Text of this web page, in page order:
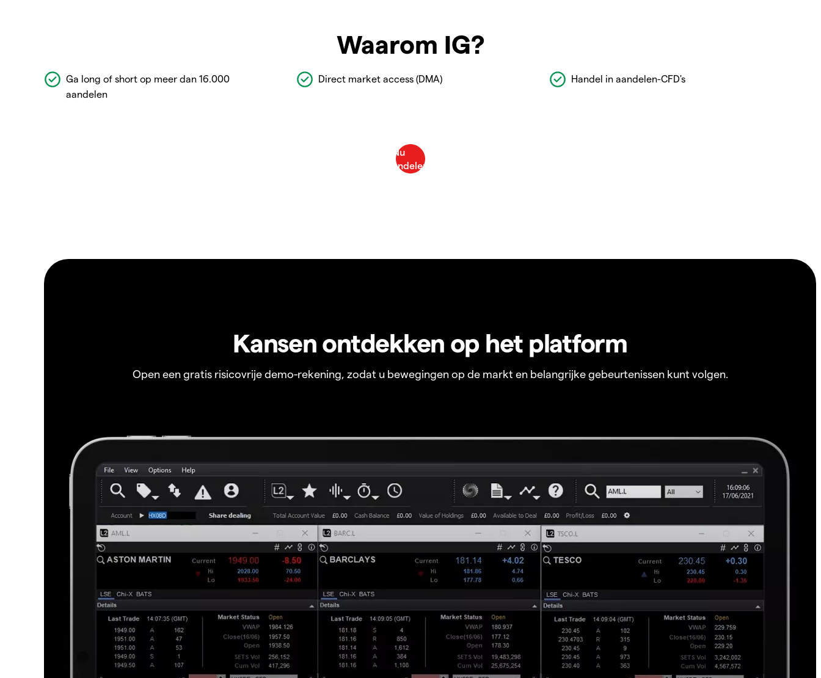
Waarom IG?
Ga long of short op meer dan 16.000
aandelen
Direct market access (DMA) Handel in aandelen-CFD's
Kansen ontdekken op het platform
Open een gratis risicovrije demo-rekening, zodat u bewegingen op de markt en belangrijke gebeurtenissen kunt volgen.